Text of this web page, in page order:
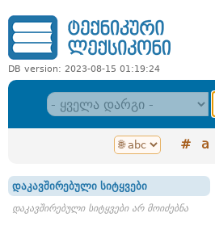
DB version: 2023-08-15 01:19:24
# a
დაკავშირებული სიტყვები
დაკავშირებული სიტყვები არ მოიძებნა